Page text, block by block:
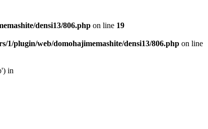
densi13/806.php on line 19
1/plugin/web/domohajimemashite/densi13/806.php on line
in